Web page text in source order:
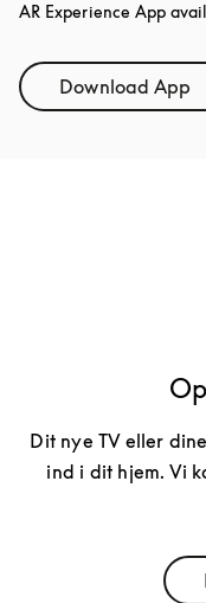
AR Experience App
Download App
Link
Dit nye TV eller
ind i dit hjem. Vi